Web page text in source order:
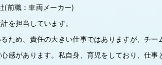
前職：車両メーカー)
を担当しています。
ため、責任の大きい仕事ではありますが、チー
感があります。私自身、育児をしており、仕